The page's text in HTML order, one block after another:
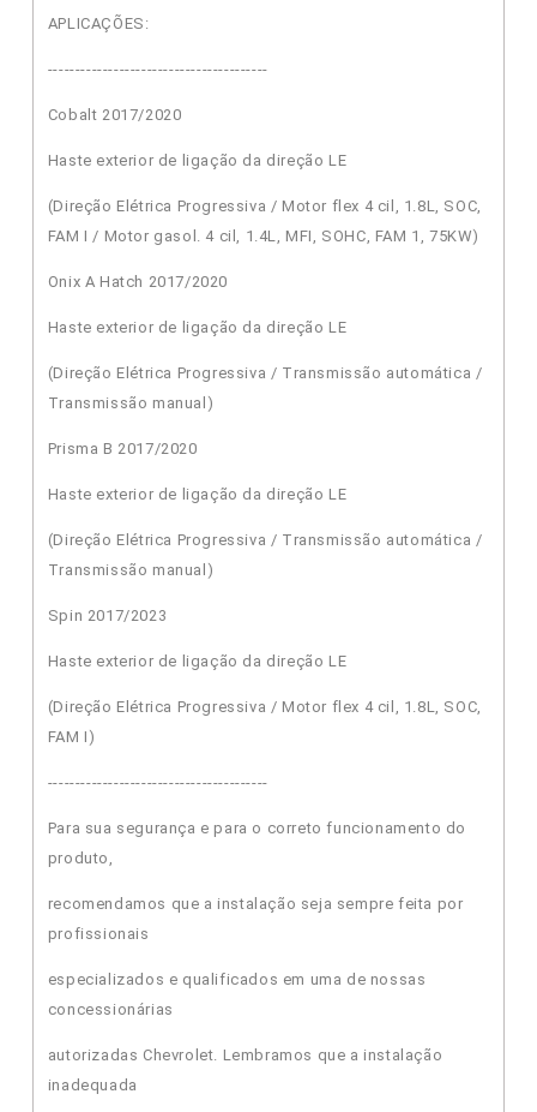
APLICAÇÕES:
----------------------------------------
Cobalt 2017/2020
Haste exterior de ligação da direção LE
(Direção Elétrica Progressiva / Motor flex 4 cil, 1.8L, SOC,
FAM I / Motor gasol. 4 cil, 1.4L, MFI, SOHC, FAM 1, 75KW)
Onix A Hatch 2017/2020
Haste exterior de ligação da direção LE
(Direção Elétrica Progressiva / Transmissão automática /
Transmissão manual)
Prisma B 2017/2020
Haste exterior de ligação da direção LE
(Direção Elétrica Progressiva / Transmissão automática /
Transmissão manual)
Spin 2017/2023
Haste exterior de ligação da direção LE
(Direção Elétrica Progressiva / Motor flex 4 cil, 1.8L, SOC,
FAM I)
----------------------------------------
Para sua segurança e para o correto funcionamento do
produto,
recomendamos que a instalação seja sempre feita por
profissionais
especializados e qualificados em uma de nossas
concessionárias
autorizadas Chevrolet. Lembramos que a instalação
inadequada